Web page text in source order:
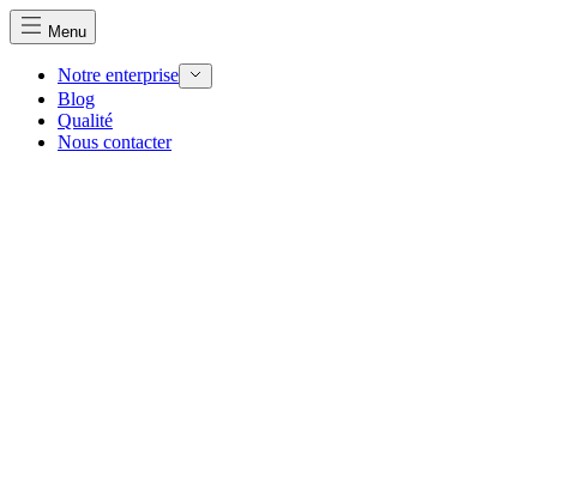
Menu
Notre enterprise
Blog
Qualité
Nous contacter